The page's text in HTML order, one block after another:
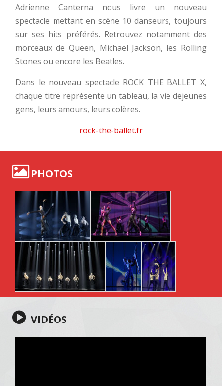
Adrienne Canterna nous livre un nouveau
spectacle mettant en scène 10 danseurs, toujours
sur ses hits préférés. Retrouvez notamment des
morceaux de Queen, Michael Jackson, les Rolling
Stones ou encore les Beatles.
Dans le nouveau spectacle ROCK THE BALLET X,
chaque titre représente un tableau, la vie dejeunes
gens, leurs amours, leurs colères.
rock-the-ballet.fr
PHOTOS
VIDÉOS